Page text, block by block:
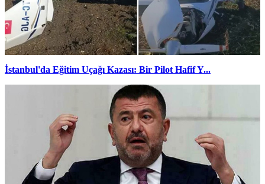
İstanbul'da Eğitim Uçağı Kazası: Bir Pilot Hafif Y...